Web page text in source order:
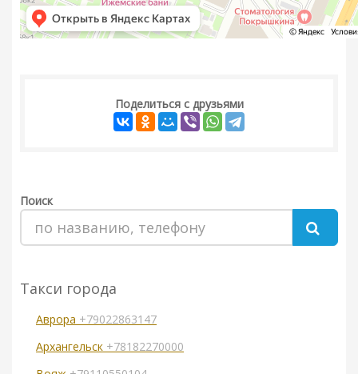
Поделиться с друзьями
Поиск
Такси города
Аврора +79022863147
Архангельск +78182270000